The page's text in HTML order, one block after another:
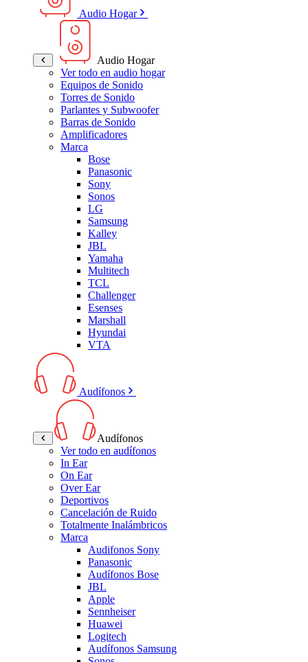
Audio Hogar
Audio Hogar
Ver todo en audio hogar
Equipos de Sonido
Torres de Sonido
Parlantes y Subwoofer
Barras de Sonido
Amplificadores
Marca
Bose
Panasonic
Sony
Sonos
LG
Samsung
Kalley
JBL
Yamaha
Multitech
TCL
Challenger
Esenses
Marshall
Hyundai
VTA
Audífonos
Audífonos
Ver todo en audífonos
In Ear
On Ear
Over Ear
Deportivos
Cancelación de Ruido
Totalmente Inalámbricos
Marca
Audifonos Sony
Panasonic
Audífonos Bose
JBL
Apple
Sennheiser
Huawei
Logitech
Audífonos Samsung